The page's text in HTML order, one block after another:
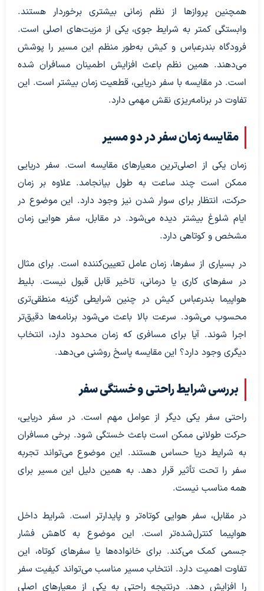
همچنین پروازها از نظم زمانی بیشتری برخوردار هستند.
وابستگی کمتر به شرایط جوی، یکی از مزیت‌های اصلی است.
فرودگاه بندرعباس و کیش به‌طور منظم این مسیر را پوشش
می‌دهند. همین نظم باعث افزایش اطمینان مسافران شده
است. در مقایسه با سفر دریایی، قطعیت زمان بیشتر است. این
تفاوت در برنامه‌ریزی نقش مهمی دارد.
مقایسه زمان سفر در دو مسیر
زمان یکی از اصلی‌ترین معیارهای مقایسه است. سفر دریایی
ممکن است چند ساعت به طول بیانجامد. علاوه بر زمان
حرکت، انتظار برای سوار شدن نیز وجود دارد. این موضوع در
ایام شلوغ بیشتر دیده می‌شود. در مقابل، سفر هوایی زمان
مشخص و کوتاهی دارد.
در بسیاری از سفرها، زمان عامل تعیین‌کننده است. برای مثال
در سفرهای کاری یا درمانی، تاخیر قابل قبول نیست. بلیط
هواپیما بندرعباس کیش در چنین شرایطی گزینه منطقی‌تری
محسوب می‌شود. سرعت بالا باعث می‌شود برنامه‌ها دقیق‌تر
اجرا شوند. آیا برای مسافری که زمان محدود دارد، انتخاب
دیگری وجود دارد؟ این مقایسه پاسخ روشنی می‌دهد.
بررسی شرایط راحتی و خستگی سفر
راحتی سفر یکی دیگر از عوامل مهم است. در سفر دریایی،
حرکت طولانی ممکن است باعث خستگی شود. برخی مسافران
به شرایط دریا حساس هستند. این موضوع می‌تواند تجربه
سفر را تحت تأثیر قرار دهد. به همین دلیل این مسیر برای
همه مناسب نیست.
در مقابل، سفر هوایی کوتاه‌تر و پایدارتر است. شرایط داخل
هواپیما کنترل‌شده‌تر است. این موضوع به کاهش فشار
جسمی کمک می‌کند. برای خانواده‌ها یا سفرهای کوتاه، این
تفاوت اهمیت دارد. انتخاب مسیر مناسب می‌تواند کیفیت سفر
را افزایش دهد. درنتیجه راحتی به یکی از معیارهای اصلی